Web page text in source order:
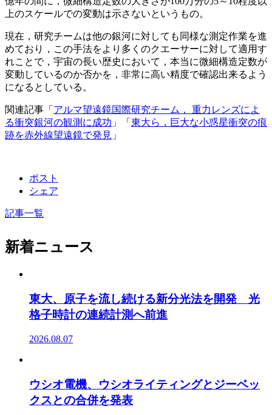
上のスケールでの変動は示さないというもの。
現在，研究チームは他の銀河に対しても同様な測定作業を進
めており，この手法をより多くのクエーサーに対して適用す
れことで，宇宙の長い歴史において，本当に微細構造定数が
変動しているのか否かを，非常に高い精度で確認出来るよう
になるとしている。
関連記事「 アルマ望遠鏡国際研究チーム， 重力レンズによ
る衝突銀河の観測に成功 」「 東大ら，巨大な小惑星衝突の痕
跡を赤外線望遠鏡で発見 」
ポスト
シェア
記事一覧
新着ニュース
東大、原子を流し続ける新分光法を開発 光
格子時計の連続計測へ前進
2026.08.07
ウシオ電機、ウシオライティングとジーベッ
クスとの合併を発表